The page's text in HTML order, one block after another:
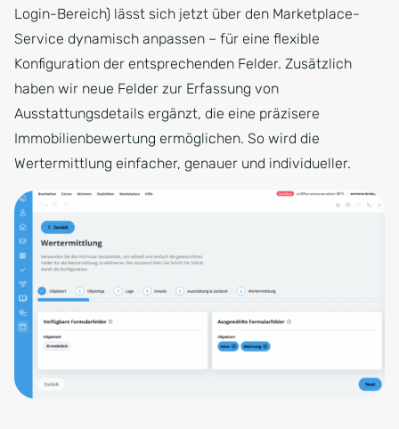
Login-Bereich) lässt sich jetzt über den Marketplace-
Service dynamisch anpassen – für eine flexible
Konfiguration der entsprechenden Felder. Zusätzlich
haben wir neue Felder zur Erfassung von
Ausstattungsdetails ergänzt, die eine präzisere
Immobilienbewertung ermöglichen. So wird die
Wertermittlung einfacher, genauer und individueller.